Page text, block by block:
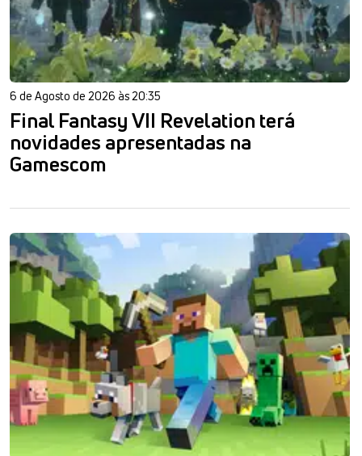
6 de Agosto de 2026 às 20:35
Final Fantasy VII Revelation terá
novidades apresentadas na
Gamescom